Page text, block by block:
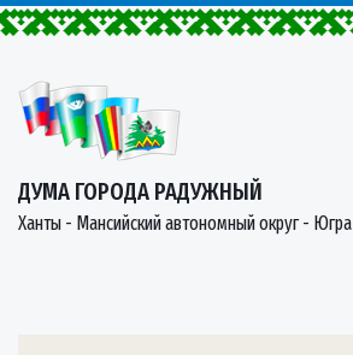
ДУМА ГОРОДА РАДУЖНЫЙ
Ханты - Мансийский автономный округ - Югра